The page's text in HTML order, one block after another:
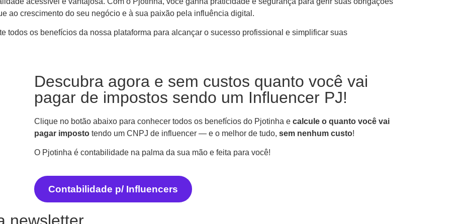
ao crescimento do seu negócio e à sua paixão pela influência digital.
todos os benefícios da nossa plataforma para alcançar o sucesso profissional e simplificar suas
Descubra agora e sem custos quanto você vai
pagar de impostos sendo um Influencer PJ!
Clique no botão abaixo para conhecer todos os benefícios do Pjotinha ecalcule o quanto você vai
pagar imposto tendo um CNPJ de influencer — e o melhor de tudo,sem nenhum custo!
O Pjotinha é contabilidade na palma da sua mão e feita para você!
Contabilidade p/ Influencers